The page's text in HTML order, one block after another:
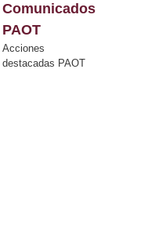
Comunicados
PAOT
Acciones
destacadas PAOT